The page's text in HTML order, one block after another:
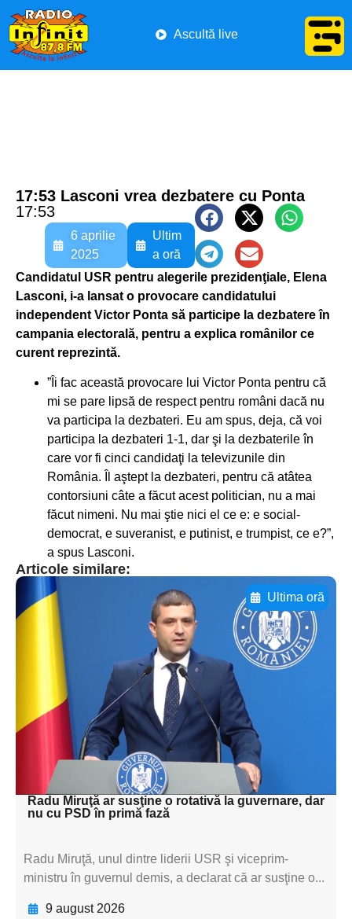
Ascultă live
17:53 Lasconi vrea dezbatere cu Ponta
17:53
6 aprilie
2025
Ultim
a oră
Candidatul USR pentru alegerile prezidenţiale, Elena
Lasconi, i-a lansat o provocare candidatului
independent Victor Ponta să participe la dezbatere în
campania electorală, pentru a explica românilor ce
curent reprezintă.
”Îi fac această provocare lui Victor Ponta pentru că
mi se pare lipsă de respect pentru români dacă nu
va participa la dezbateri. Eu am spus, deja, că voi
participa la dezbateri 1-1, dar şi la dezbaterile în
care vor fi cinci candidaţi la televizunile din
România. Îl aştept la dezbateri, pentru că atâtea
contorsiuni câte a făcut acest politician, nu a mai
făcut nimeni. Nu mai ştie nici el ce e: e social-
democrat, e suveranist, e putinist, e trumpist, ce e?”,
a spus Lasconi.
Articole similare:
Ultima oră
Adaugă aici textul pentru
subtitluAdaugă aici
textul pentru
subtitluAdaugă aici
textul pentru
subtitluAdaugă aici
textul pentru subti
Radu Miruţă ar susţine o rotativă la guvernare, dar
nu cu PSD în primă fază
Radu Miruţă, unul dintre liderii USR şi viceprim-
ministru în guvernul demis, a declarat că ar susţine o...
9 august 2026